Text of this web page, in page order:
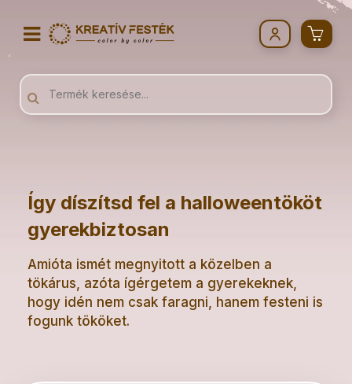
Így díszítsd fel a halloweentököt
gyerekbiztosan
Amióta ismét megnyitott a közelben a
tökárus, azóta ígérgetem a gyerekeknek,
hogy idén nem csak faragni, hanem festeni is
fogunk tököket.